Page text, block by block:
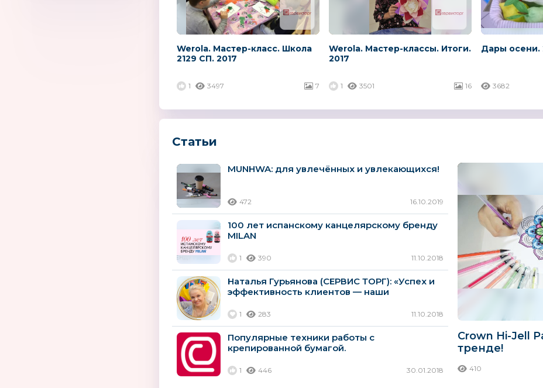
Werola. Мастер-класс. Школа
2129 СП. 2017
1 3497 7
Werola. Мастер-классы. Итоги.
2017
1 3501 16
Дары осени.
3682
Статьи
MUNHWA: для увлечённых и увлекающихся!
472 16.10.2019
100 лет испанскому канцелярскому бренду
MILAN
1 390 11.10.2018
Наталья Гурьянова (СЕРВИС ТОРГ): «Успех и
эффективность клиентов — наши
1 283 11.10.2018
Популярные техники работы с
крепированной бумагой.
1 446 30.01.2018
Crown Hi-Jell
тренде!
410